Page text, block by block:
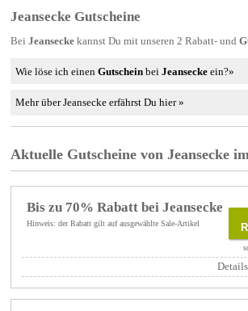
Jeansecke Gutscheine
Bei Jeanseckekannst Du mit unseren 2 Rabatt- und
Wie löse ich einenGutschein beiJeansecke ein?»
Mehr über Jeansecke erfährst Du hier »
Aktuelle Gutscheine von Jeansecke
Bis zu 70% Rabatt bei Jeansecke
Hinweis: der Rabatt gilt auf ausgewählte Sale-Artikel